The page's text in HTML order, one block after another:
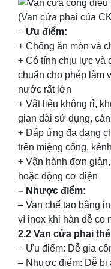
(Van cửa phai của
– Ưu điểm:
+ Chống ăn mòn và
+ Có tính chịu lực và
chuẩn cho phép làm
nước rất lớn
+ Vật liệu không rỉ,
gian dài sử dụng,
+ Đáp ứng đa dạng
trên miệng cống,
+ Vận hành đơn
hoặc động cơ điện
– Nhược điểm:
– Van chế tạo bằng
vì inox khi hàn dễ co
2.2 Van cửa phai
– Ưu điểm: Dễ gia
– Nhược điểm: Dễ bị